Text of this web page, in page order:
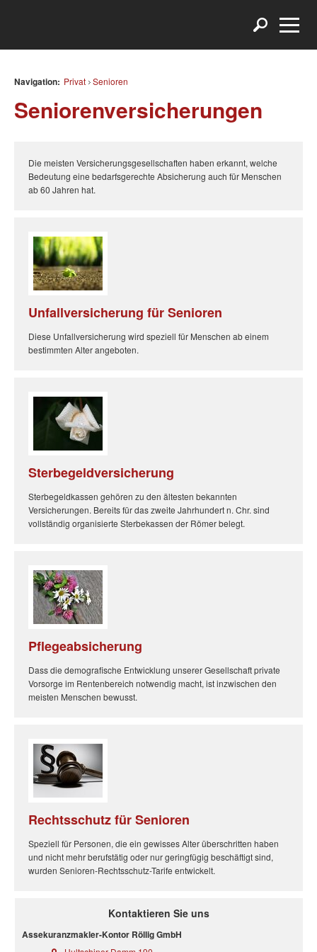
Navigation: Privat Senioren
Seniorenversicherungen
Die meisten Versicherungsgesellschaften haben erkannt, welche
Bedeutung eine bedarfsgerechte Absicherung auch für Menschen
ab 60 Jahren hat.
Unfallversicherung für Senioren
Diese Unfallversicherung wird speziell für Menschen ab einem
bestimmten Alter angeboten.
Sterbegeldversicherung
Sterbegeldkassen gehören zu den ältesten bekannten
Versicherungen. Bereits für das zweite Jahrhundert n. Chr. sind
vollständig organisierte Sterbekassen der Römer belegt.
Pflegeabsicherung
Dass die demografische Entwicklung unserer Gesellschaft private
Vorsorge im Rentenbereich notwendig macht, ist inzwischen den
meisten Menschen bewusst.
Rechtsschutz für Senioren
Speziell für Personen, die ein gewisses Alter überschritten haben
und nicht mehr berufstätig oder nur geringfügig beschäftigt sind,
wurden Senioren-Rechtsschutz-Tarife entwickelt.
Kontaktieren Sie uns
Assekuranzmakler-Kontor Röllig GmbH